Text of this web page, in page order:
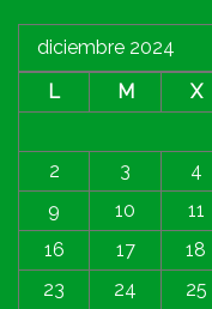
diciembre 2024
L
M X
2
3 4
9
10 11
16
17 18
23
24 25